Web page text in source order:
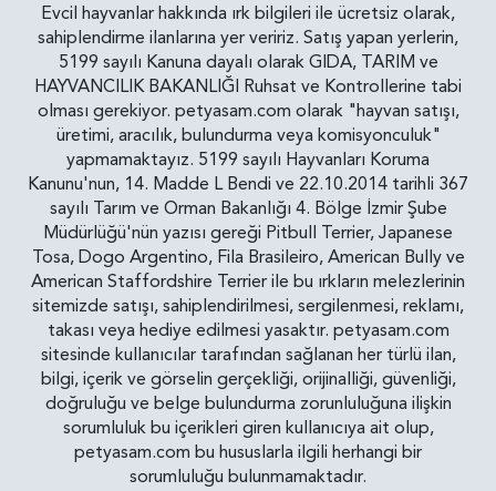
Evcil hayvanlar hakkında ırk bilgileri ile ücretsiz olarak,
sahiplendirme ilanlarına yer veririz. Satış yapan yerlerin,
5199 sayılı Kanuna dayalı olarak GIDA, TARIM ve
HAYVANCILIK BAKANLIĞI Ruhsat ve Kontrollerine tabi
olması gerekiyor. petyasam.com olarak "hayvan satışı,
üretimi, aracılık, bulundurma veya komisyonculuk"
yapmamaktayız. 5199 sayılı Hayvanları Koruma
Kanunu'nun, 14. Madde L Bendi ve 22.10.2014 tarihli 367
sayılı Tarım ve Orman Bakanlığı 4. Bölge İzmir Şube
Müdürlüğü'nün yazısı gereği Pitbull Terrier, Japanese
Tosa, Dogo Argentino, Fila Brasileiro, American Bully ve
American Staffordshire Terrier ile bu ırkların melezlerinin
sitemizde satışı, sahiplendirilmesi, sergilenmesi, reklamı,
takası veya hediye edilmesi yasaktır. petyasam.com
sitesinde kullanıcılar tarafından sağlanan her türlü ilan,
bilgi, içerik ve görselin gerçekliği, orijinalliği, güvenliği,
doğruluğu ve belge bulundurma zorunluluğuna ilişkin
sorumluluk bu içerikleri giren kullanıcıya ait olup,
petyasam.com bu hususlarla ilgili herhangi bir
sorumluluğu bulunmamaktadır.